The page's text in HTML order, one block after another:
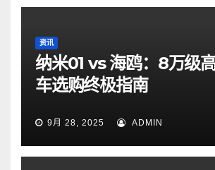
资讯
纳米01 vs 海鸥：8万级
车选购终极指南
9月 28, 2025 ADMIN